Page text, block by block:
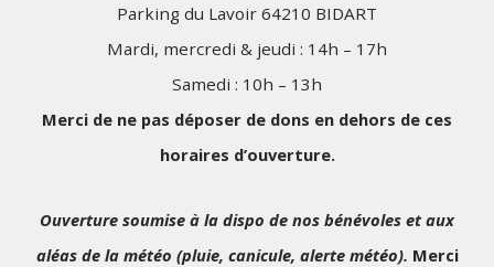
Parking du Lavoir 64210 BIDART
Mardi, mercredi & jeudi : 14h – 17h
Samedi : 10h – 13h
Merci de ne pas déposer de dons en dehors de ces
horaires d’ouverture.
Ouverture soumise à la dispo de nos bénévoles et aux
aléas de la météo (pluie, canicule, alerte météo). Merci